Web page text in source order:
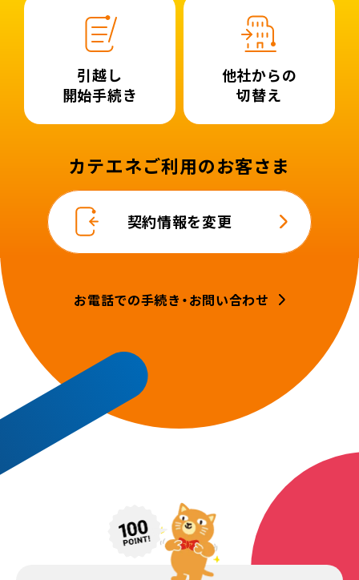
引越し
開始手続き
他社からの
切替え
カテエネご利用のお客さま
契約情報を変更
お電話での手続き・お問い合わせ